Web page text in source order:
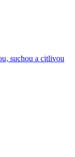
suchou a citlivou